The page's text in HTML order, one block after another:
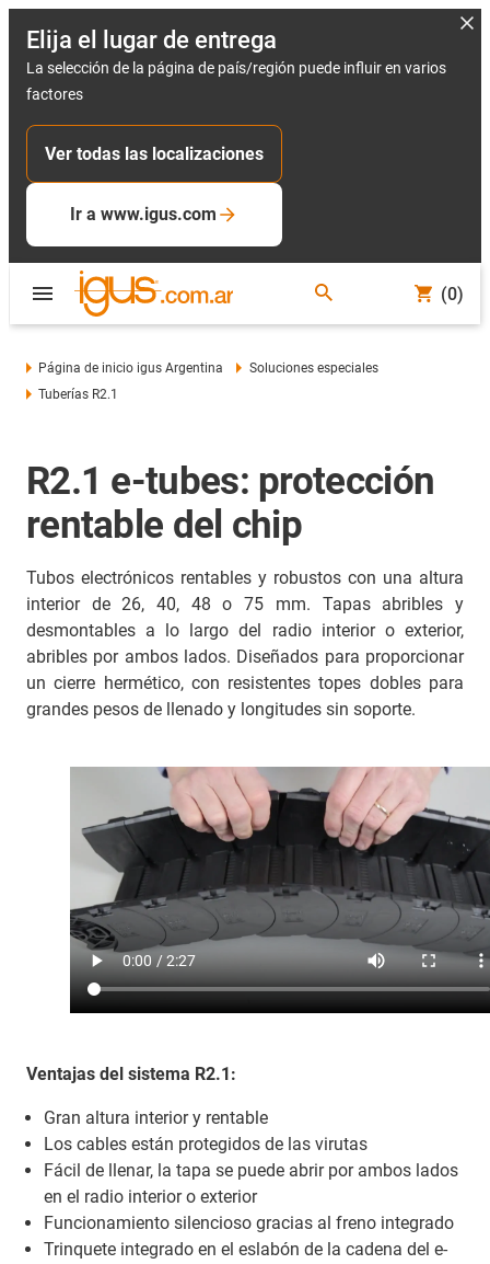
Elija el lugar de entrega
La selección de la página de país/región puede influir en varios
factores
Ver todas las localizaciones
Ir a www.igus.com
(0)
Página de inicio igus Argentina
Soluciones especiales
Tuberías R2.1
R2.1 e-tubes: protección
rentable del chip
Tubos electrónicos rentables y robustos con una altura
interior de 26, 40, 48 o 75 mm. Tapas abribles y
desmontables a lo largo del radio interior o exterior,
abribles por ambos lados. Diseñados para proporcionar
un cierre hermético, con resistentes topes dobles para
grandes pesos de llenado y longitudes sin soporte.
Ventajas del sistema R2.1:
Gran altura interior y rentable
Los cables están protegidos de las virutas
Fácil de llenar, la tapa se puede abrir por ambos lados
en el radio interior o exterior
Funcionamiento silencioso gracias al freno integrado
Trinquete integrado en el eslabón de la cadena del e-